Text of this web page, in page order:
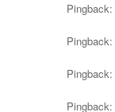
Pingback:
Pingback:
Pingback:
Pingback: